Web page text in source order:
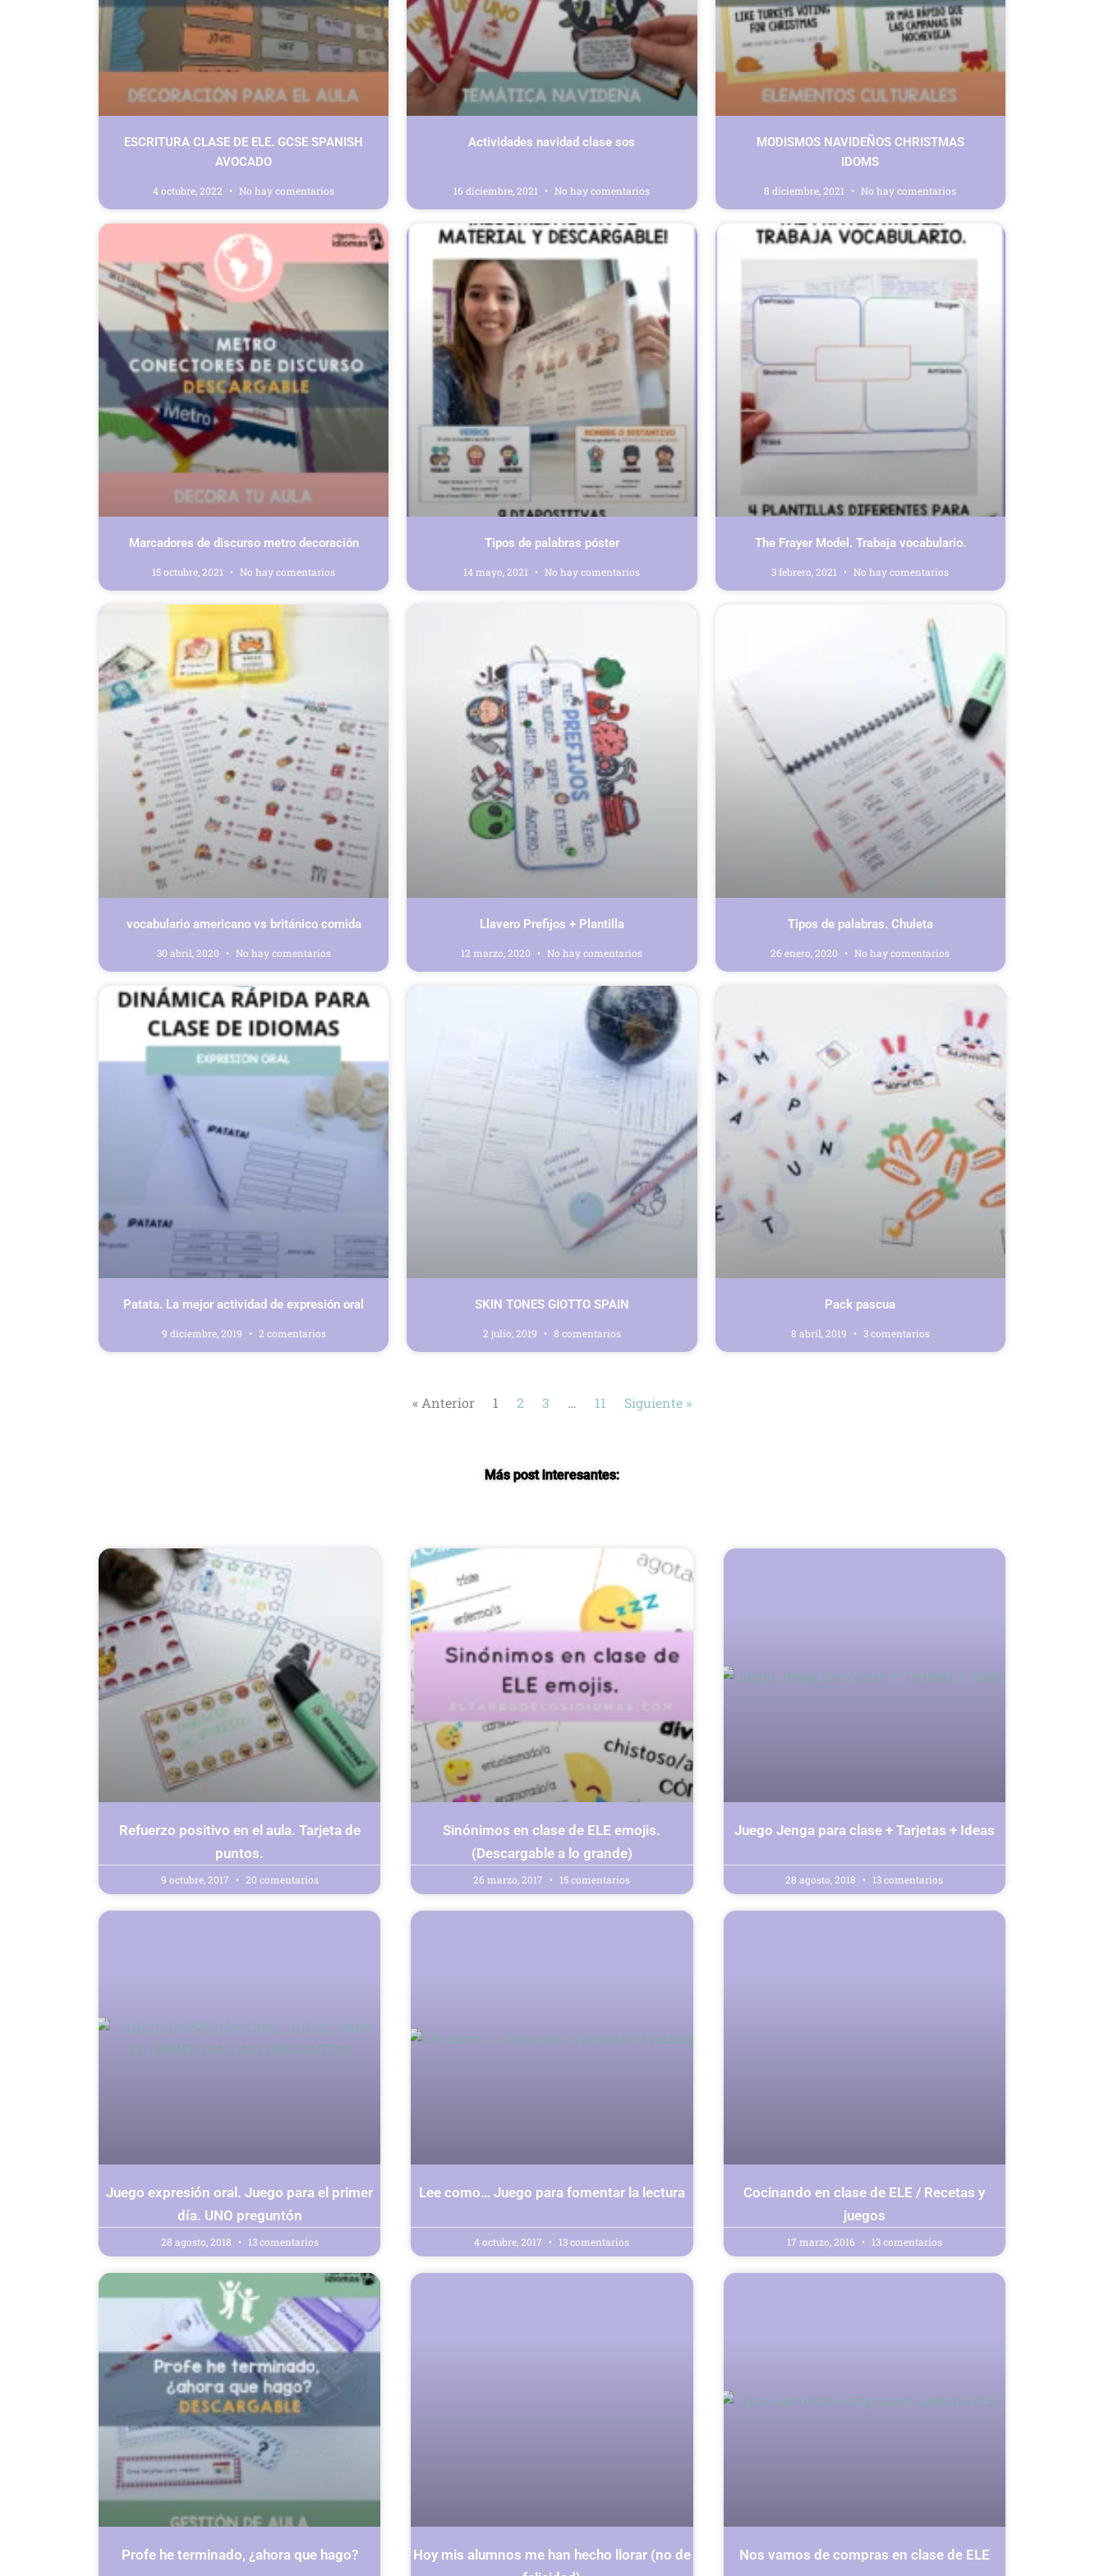
ESCRITURA CLASE DE ELE. GCSE SPANISH
AVOCADO
4 octubre, 2022 No hay comentarios
Actividades navidad clase sos
16 diciembre, 2021 No hay comentarios
MODISMOS NAVIDEÑOS CHRISTMAS
IDOMS
8 diciembre, 2021 No hay comentarios
Marcadores de discurso metro decoración
15 octubre, 2021 No hay comentarios
Tipos de palabras póster
14 mayo, 2021 No hay comentarios
The Frayer Model. Trabaja vocabulario.
3 febrero, 2021 No hay comentarios
vocabulario americano vs británico comida
30 abril, 2020 No hay comentarios
Llavero Prefijos + Plantilla
12 marzo, 2020 No hay comentarios
Tipos de palabras. Chuleta
26 enero, 2020 No hay comentarios
Patata. La mejor actividad de expresión oral
9 diciembre, 2019 2 comentarios
SKIN TONES GIOTTO SPAIN
2 julio, 2019 8 comentarios
Pack pascua
8 abril, 2019 3 comentarios
« Anterior 1 2 3 … 11 Siguiente »
Más post interesantes:
Refuerzo positivo en el aula. Tarjeta de
puntos.
9 octubre, 2017 20 comentarios
Sinónimos en clase de ELE emojis.
(Descargable a lo grande)
26 marzo, 2017 15 comentarios
Juego Jenga para clase + Tarjetas + Ideas
28 agosto, 2018 13 comentarios
Juego expresión oral. Juego para el primer
día. UNO preguntón
28 agosto, 2018 13 comentarios
Lee como… Juego para fomentar la lectura
4 octubre, 2017 13 comentarios
Cocinando en clase de ELE / Recetas y
juegos
17 marzo, 2016 13 comentarios
Profe he terminado, ¿ahora que hago?
Hoy mis alumnos me han hecho llorar (no de
Nos vamos de compras en clase de ELE
Página